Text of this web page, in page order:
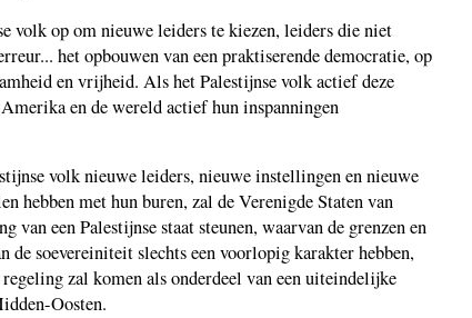
volk op om nieuwe leiders te kiezen, leiders die niet
het opbouwen van een praktiserende democratie, op
en vrijheid. Als het Palestijnse volk actief deze
en de wereld actief hun inspanningen
volk nieuwe leiders, nieuwe instellingen en nieuwe
hebben met hun buren, zal de Verenigde Staten van
van een Palestijnse staat steunen, waarvan de grenzen en
de soevereiniteit slechts een voorlopig karakter hebben,
zal komen als onderdeel van een uiteindelijke
Oosten.